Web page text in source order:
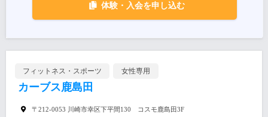
体験・入会を申し込む
フィットネス・スポーツ 女性専用
カーブス鹿島田
〒212-0053 川崎市幸区下平間130 コスモ鹿島田3F